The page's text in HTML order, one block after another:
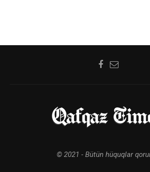
© 2021 - Bütün hüquqlar